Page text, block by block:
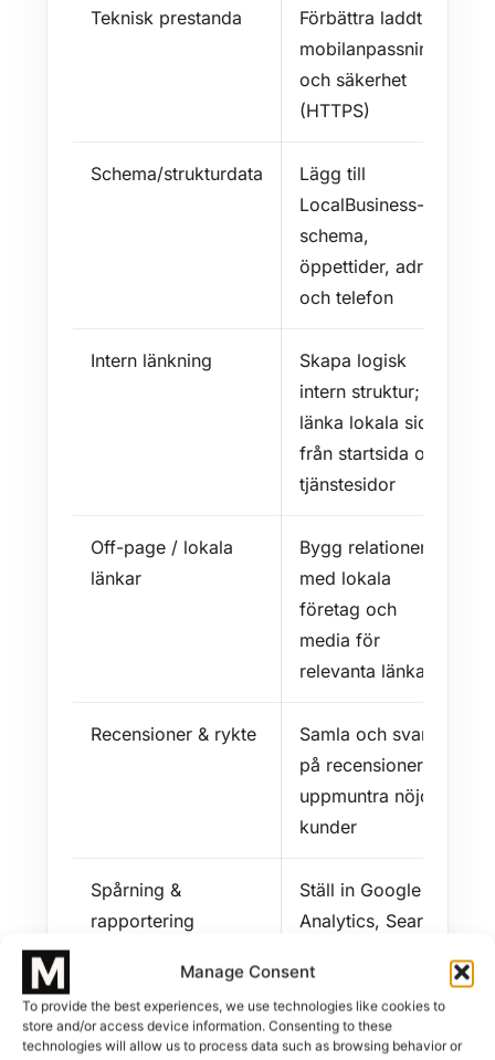
Manage Consent
To provide the best experiences, we use technologies like cookies to
store and/or access device information. Consenting to these
technologies will allow us to process data such as browsing behavior or
Teknisk prestanda
Förbättra laddtid,
mobilanpassning
och säkerhet
(HTTPS)
Schema/strukturdata
Lägg till
LocalBusiness-
schema,
öppettider, adress
och telefon
Intern länkning
Skapa logisk
intern struktur;
länka lokala sidor
från startsida och
tjänstesidor
Off-page / lokala
länkar
Bygg relationer
med lokala
företag och
media för
relevanta länkar
Recensioner & rykte
Samla och svara
på recensioner;
uppmuntra nöjda
kunder
Spårning &
rapportering
Ställ in Google
Analytics, Search
rankningsspårning